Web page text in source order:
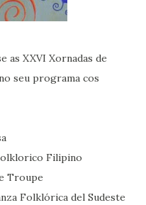
as XXVI Xornadas de
seu programa cos
Filipino
Troupe
Folklórica del Sudeste